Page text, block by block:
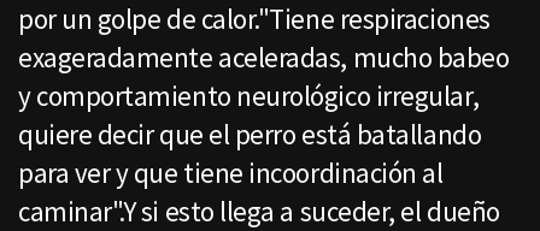
por un golpe de calor."Tiene respiraciones
exageradamente aceleradas, mucho babeo
y comportamiento neurológico irregular,
quiere decir que el perro está batallando
para ver y que tiene incoordinación al
caminar".Y si esto llega a suceder, el dueño